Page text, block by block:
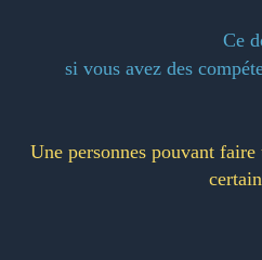
Ce
si vous avez des
Une personnes pouvant